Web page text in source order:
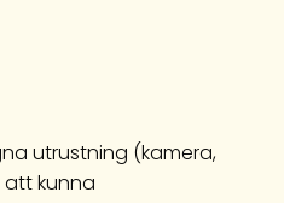
utrustning (kamera,
kunna